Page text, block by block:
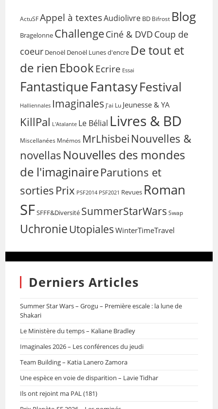
ActuSF Appel à textesAudiolivre BD Bifrost Blog
Bragelonne ChallengeCiné & DVD Coup de
coeur Denoël Denoël Lunes d'encre De tout et
de rien EbookEcrire Essai
FantastiqueFantasyFestival
Halliennales Imaginales J'ai Lu Jeunesse & YA
KillPal L'Atalante Le Bélial Livres & BD
Miscellanées Mnémos MrLhisbei Nouvelles &
novellas Nouvelles des mondes
de l'imaginaireParutions et
sorties Prix PSF2014 PSF2021 Revues Roman
SFSFFF&Diversité SummerStarWars Swap
Uchronie Utopiales WinterTimeTravel
Derniers Articles
Summer Star Wars – Grogu – Première escale : la lune de
Shakari
Le Ministère du temps – Kaliane Bradley
Imaginales 2026 – Les conférences du jeudi
Team Building – Katia Lanero Zamora
Une espèce en voie de disparition – Lavie Tidhar
Ils ont rejoint ma PAL (181)